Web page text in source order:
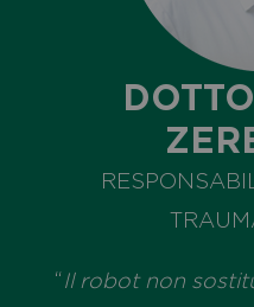
“ Il robot non